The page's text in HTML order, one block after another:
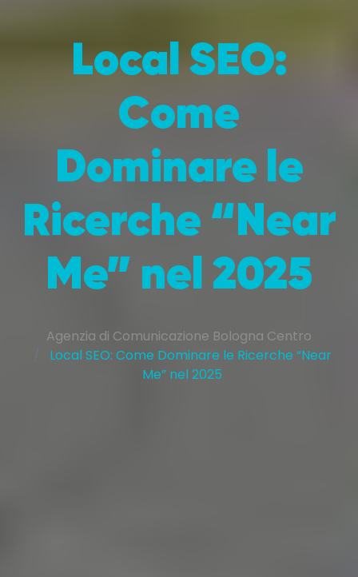
Local SEO:
Come
Dominare le
Ricerche “Near
Me” nel 2025
Agenzia di Comunicazione Bologna Centro
Local SEO: Come Dominare le Ricerche “Near
Me” nel 2025